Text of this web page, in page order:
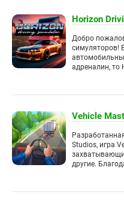
Horizon
Добро
симуляторов!
адреналин, то
Vehicle
Studios, игра
другие.